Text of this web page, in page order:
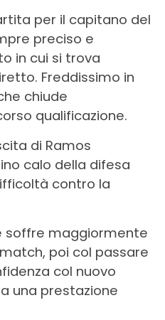
per il capitano del
preciso e
in cui si trova
Freddissimo in
chiude
qualificazione.
di Ramos
calo della difesa
contro la
soffre maggiormente
poi col passare
col nuovo
una prestazione